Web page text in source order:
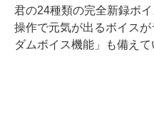
君の24種類の完全新録ボ
操作で元気が出るボイス
ダムボイス機能」も備えて